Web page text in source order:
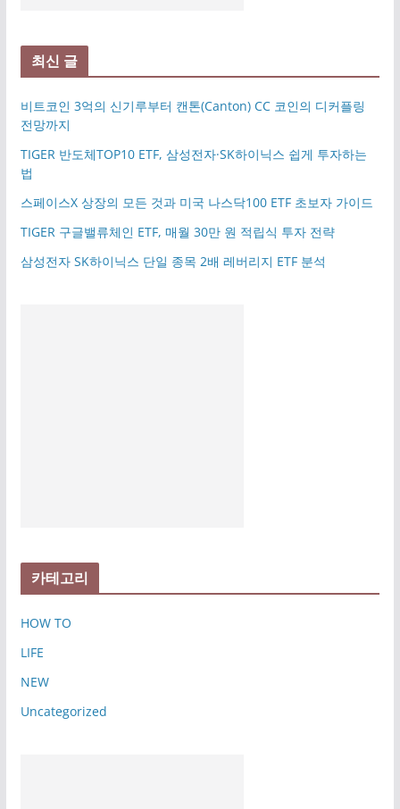
최신 글
비트코인 3억의 신기루부터 캔톤(Canton) CC 코인의 디커플링
전망까지
TIGER 반도체TOP10 ETF, 삼성전자·SK하이닉스 쉽게 투자하는
법
스페이스X 상장의 모든 것과 미국 나스닥100 ETF 초보자 가이드
TIGER 구글밸류체인 ETF, 매월 30만 원 적립식 투자 전략
삼성전자 SK하이닉스 단일 종목 2배 레버리지 ETF 분석
카테고리
HOW TO
LIFE
NEW
Uncategorized